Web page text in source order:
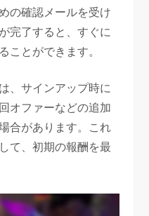
の確認メールを受け
完了すると、すぐに
ことができます。
、サインアップ時に
オファーなどの追加
合があります。これ
て、初期の報酬を最